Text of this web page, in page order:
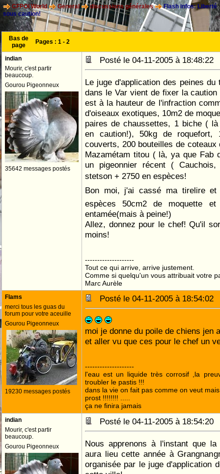
CFPOI World General discussions générales
Flash infos: Liberté
sous caution!
Bas de
page
Pages : 1 - 2
indian
Mourir, c'est partir
beaucoup.
Gourou Pigeonneux
35642 messages postés
Posté le 04-11-2005 à
Le juge d'application des peines du
dans le Var vient de fixer la
est à la hauteur de l'infraction
d'oiseaux exotiques, 10m2 de
paires de chaussettes, 1 biche (
en caution!), 50kg de roquefort,
couverts, 200 bouteilles de coteaux
Mazamétam titou ( là, ya que Fab
un pigeonnier récent (
stetson + 2750 en espèces!
Bon moi, j'ai cassé ma tirelire et
espèces 50cm2 de moquette
entamée(mais à peine!)
Allez, donnez pour le chef! Qu'il
moins!
--------------------
Tout ce qui arrive, arrive justement.
Comme si quelqu'un vous attribuait votre
Marc Aurèle
Flams
merci tous les guas du
forum pour votre aceuille
Gourou Pigeonneux
19230 messages postés
Posté le 04-11-2005 à
moi je donne du poile de chiens jen
et aller vu que ces pour le chef un
--------------------
l'eau est un liquide très corrosif ,la
troubler le pastis !!!
dans la vie on fait pas comme on veut
prost !!!!!!!! .....
ça ne finira jamais
indian
Mourir, c'est partir
beaucoup.
Gourou Pigeonneux
Posté le 04-11-2005 à
Nous apprenons à l'instant que
aura lieu cette année à
organisée par le juge d'application